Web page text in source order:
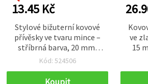
13.45 Kč
Stylové bižuterní kovové
přívěsky ve tvaru mince –
stříbrná barva, 20 mm,
otvor 1,5 mm, sada 10 ks
Kód: 524506
Koupit
ve
15